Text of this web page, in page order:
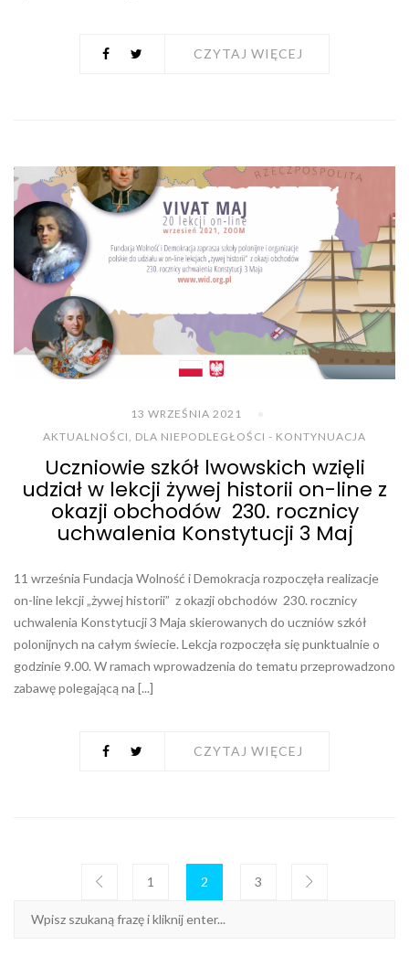
CZYTAJ WIĘCEJ
13 WRZEŚNIA 2021
AKTUALNOŚCI
DLA NIEPODLEGŁOŚCI - KONTYNUACJA
Uczniowie szkół lwowskich wzięli
udział w lekcji żywej historii on-line z
okazji obchodów 230. rocznicy
uchwalenia Konstytucji 3 Maj
11 września Fundacja Wolność i Demokracja rozpoczęła realizacje
on-line lekcji „żywej historii” z okazji obchodów 230. rocznicy
uchwalenia Konstytucji 3 Maja skierowanych do uczniów szkół
polonijnych na całym świecie. Lekcja rozpoczęła się punktualnie o
godzinie 9.00. W ramach wprowadzenia do tematu przeprowadzono
zabawę polegającą na [...]
CZYTAJ WIĘCEJ
1 2 3